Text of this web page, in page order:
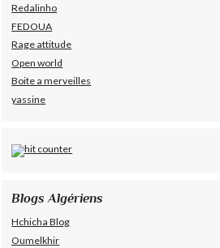
Redalinho
FEDOUA
Rage attitude
Open world
Boite a merveilles
yassine
Blogs Algériens
Hchicha Blog
Oumelkhir